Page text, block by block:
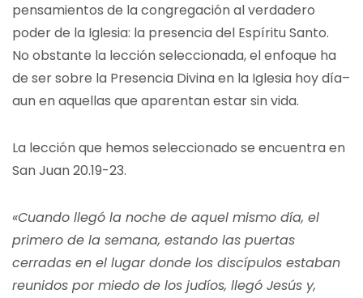
pensamientos de la congregación al verdadero
poder de la Iglesia: la presencia del Espíritu Santo.
No obstante la lección seleccionada, el enfoque ha
de ser sobre la Presencia Divina en la Iglesia hoy día–
aun en aquellas que aparentan estar sin vida.
La lección que hemos seleccionado se encuentra en
San Juan 20.19-23.
«Cuando llegó la noche de aquel mismo día, el
primero de la semana, estando las puertas
cerradas en el lugar donde los discípulos estaban
reunidos por miedo de los judíos, llegó Jesús y,